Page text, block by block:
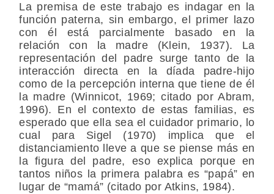
La premisa de este trabajo es indagar en la
función paterna, sin embargo, el primer lazo
con él está parcialmente basado en la
relación con la madre (Klein, 1937). La
representación del padre surge tanto de la
interacción directa en la díada padre-hijo
como de la percepción interna que tiene de él
la madre (Winnicot, 1969; citado por Abram,
1996). En el contexto de estas familias, es
esperado que ella sea el cuidador primario, lo
cual para Sigel (1970) implica que el
distanciamiento lleve a que se piense más en
la figura del padre, eso explica porque en
tantos niños la primera palabra es “papá” en
lugar de “mamá” (citado por Atkins, 1984).